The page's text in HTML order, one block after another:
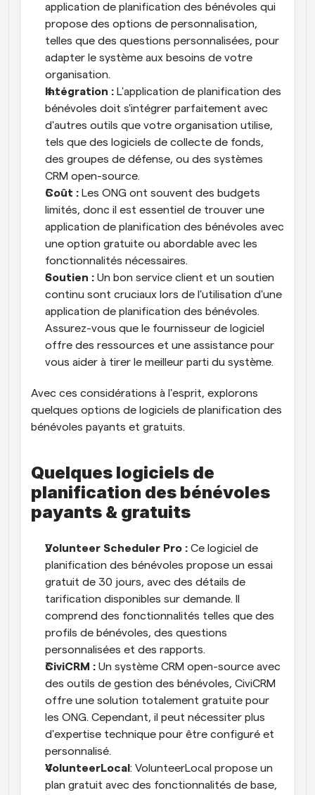
application de planification des bénévoles qui
propose des options de personnalisation,
telles que des questions personnalisées, pour
adapter le système aux besoins de votre
organisation.
Intégration : L'application de planification des
bénévoles doit s'intégrer parfaitement avec
d'autres outils que votre organisation utilise,
tels que des logiciels de collecte de fonds,
des groupes de défense, ou des systèmes
CRM open-source.
Coût : Les ONG ont souvent des budgets
limités, donc il est essentiel de trouver une
application de planification des bénévoles avec
une option gratuite ou abordable avec les
fonctionnalités nécessaires.
Soutien : Un bon service client et un soutien
continu sont cruciaux lors de l'utilisation d'une
application de planification des bénévoles.
Assurez-vous que le fournisseur de logiciel
offre des ressources et une assistance pour
vous aider à tirer le meilleur parti du système.
Avec ces considérations à l'esprit, explorons
quelques options de logiciels de planification des
bénévoles payants et gratuits.
Quelques logiciels de
planification des bénévoles
payants & gratuits
Volunteer Scheduler Pro : Ce logiciel de
planification des bénévoles propose un essai
gratuit de 30 jours, avec des détails de
tarification disponibles sur demande. Il
comprend des fonctionnalités telles que des
profils de bénévoles, des questions
personnalisées et des rapports.
CiviCRM : Un système CRM open-source avec
des outils de gestion des bénévoles, CiviCRM
offre une solution totalement gratuite pour
les ONG. Cependant, il peut nécessiter plus
d'expertise technique pour être configuré et
personnalisé.
VolunteerLocal : VolunteerLocal propose un
plan gratuit avec des fonctionnalités de base,